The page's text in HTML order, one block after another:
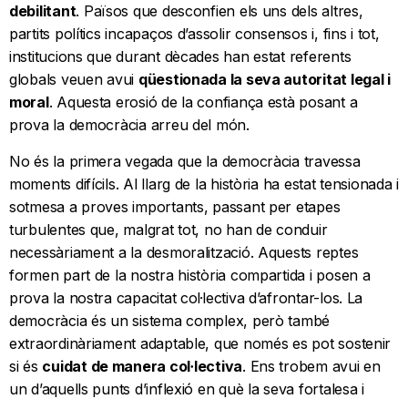
debilitant. Països que desconfien els uns dels altres,
partits polítics incapaços d’assolir consensos i, fins i tot,
institucions que durant dècades han estat referents
globals veuen avui qüestionada la seva autoritat legal i
moral. Aquesta erosió de la confiança està posant a
prova la democràcia arreu del món.
No és la primera vegada que la democràcia travessa
moments difícils. Al llarg de la història ha estat tensionada i
sotmesa a proves importants, passant per etapes
turbulentes que, malgrat tot, no han de conduir
necessàriament a la desmoralització. Aquests reptes
formen part de la nostra història compartida i posen a
prova la nostra capacitat col·lectiva d’afrontar-los. La
democràcia és un sistema complex, però també
extraordinàriament adaptable, que només es pot sostenir
si és cuidat de manera col·lectiva. Ens trobem avui en
un d’aquells punts d’inflexió en què la seva fortalesa i